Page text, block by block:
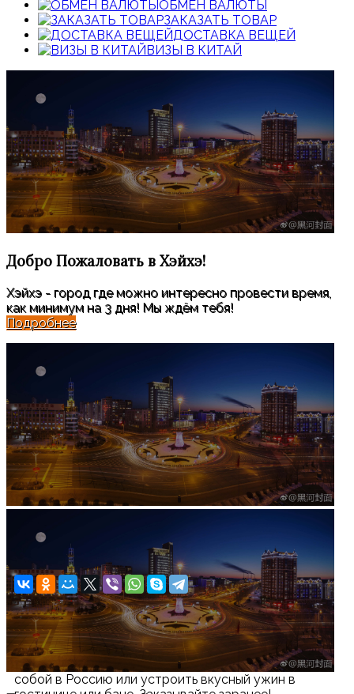
ОБМЕН ВАЛЮТЫ
ЗАКАЗАТЬ ТОВАР
ДОСТАВКА ВЕЩЕЙ
ВИЗЫ В КИТАЙ
Добро Пожаловать в Хэйхэ!
Хэйхэ - город где можно интересно провести время,
как минимум на 3 дня! Мы ждём тебя!
Подробнее
Увеличить изображение
Утка по-пекински на вынос Roast Duck в Хэйхэ
Готовый набор всего за 79 юаней: мясо, блинчики,
соусы и всё необходимое. Идеально, чтобы взять с
собой в Россию или устроить вкусный ужин в